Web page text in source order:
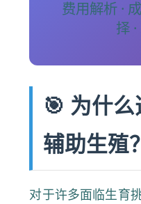
费用解析 ·
择
🎯 为什
辅助生殖？
对于许多面临生育